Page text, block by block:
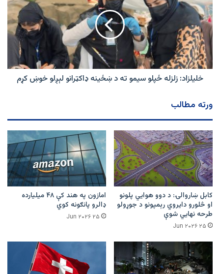
ځپلو
سیمو
ته
د
ښځینه
ډاکټرانو
لېږلو
خوښخلیلزاد: زلزله ځپلو سیمو ته د ښځینه ډاکټرانو لېږلو خوښ کړم
ورته مطالب
کابل ښاروالۍ: د دوو هوايي پلونو
او څلورو دایروي رېمپونو د جوړولو
طرحه نهایي شوې
۲۵ Jun ۲۰۲۶
امازون په هند کې ۴۸ میلیارده
ډالرو پانګونه کوي
۲۵ Jun ۲۰۲۶